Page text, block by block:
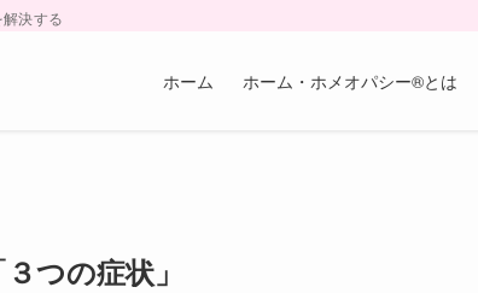
決する
ホーム ホーム・ホメオパシー®︎とは
つの症状」